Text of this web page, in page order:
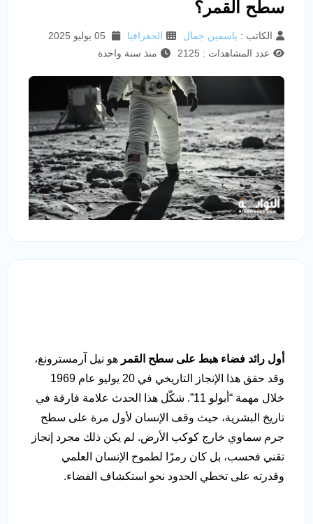
سطح القمر؟
الكاتب : ياسمين جمال الجغرافيا
عدد المشاهدات : 2125
منذ سنة واحدة
أول رائد فضاء هبط على سطح القمر هو نيل آرمسترونغ،
وقد حقق هذا الإنجاز التاريخي في 20 يوليو عام 1969
خلال مهمة “أبولو 11”. شكّل هذا الحدث علامة فارقة في
تاريخ البشرية، حيث وقف الإنسان لأول مرة على سطح
جرم سماوي خارج كوكب الأرض. لم يكن ذلك مجرد إنجاز
تقني فحسب، بل كان رمزًا لطموح الإنسان العلمي
وقدرته على تخطي الحدود نحو استكشاف الفضاء.